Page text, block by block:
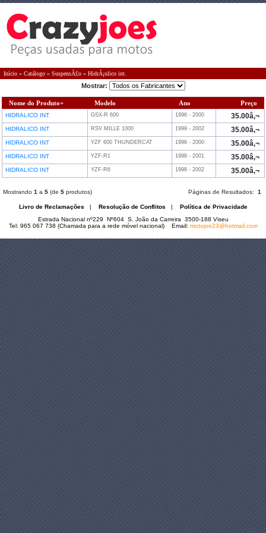
Início » Catálogo » SuspensÃ£o » HidrÃ¡ulico int.
Mostrar:
Nome do Produto+ Modelo Ano Preço
HIDRALICO INT GSX-R 600 1996 - 2000 35.00â‚¬
HIDRALICO INT RSV MILLE 1000 1999 - 2002 35.00â‚¬
HIDRALICO INT YZF 600 THUNDERCAT 1996 - 2000 35.00â‚¬
HIDRALICO INT YZF-R1 1998 - 2001 35.00â‚¬
HIDRALICO INT YZF-R6 1998 - 2002 35.00â‚¬
Mostrando 1 a 5 (de 5 produtos) Páginas de Resultados: 1
Livro de Reclamações | Resolução de Conflitos | Política de Privacidade
Estrada Nacional nº229 Nº604 S. João da Carreira 3500-188 Viseu
Tel: 965 067 738 (Chamada para a rede móvel nacional) Email: motojoe23@hotmail.com